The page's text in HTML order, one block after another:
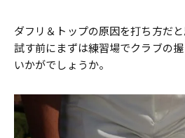
ダフリ＆トップの原因を打ち方だ
試す前にまずは練習場でクラブの
いかがでしょうか。